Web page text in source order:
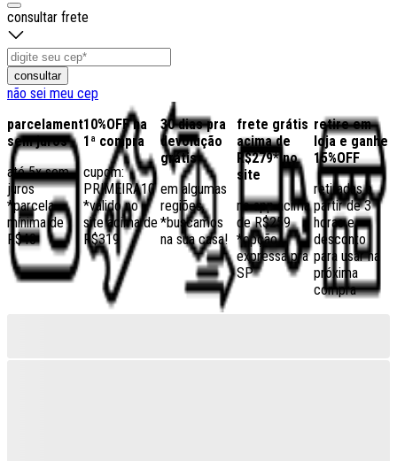
consultar frete
consultar
não sei meu cep
parcelamento
sem juros
até 5x sem
juros
*parcela
mínima de
R$40
10%OFF na
1ª compra
cupom:
PRIMEIRA10
*válido no
site acima de
R$319
30 dias pra
devolução
grátis
em algumas
regiões,
*buscamos
na sua casa!
frete grátis
acima de
R$279* no
site
no app acima
de R$259
*opção
expressa pra
SP
retire em
loja e ganhe
15%OFF
retiradas a
partir de 3
horas e
desconto
para usar na
próxima
compra